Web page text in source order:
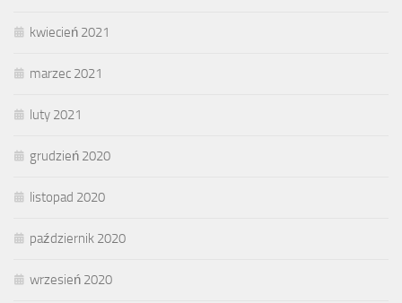
kwiecień 2021
marzec 2021
luty 2021
grudzień 2020
listopad 2020
październik 2020
wrzesień 2020